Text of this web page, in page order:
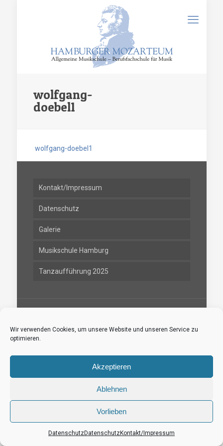
Wir verwenden Cookies, um unsere Website und unseren Service zu
optimieren.
Akzeptieren
Ablehnen
Vorlieben
DatenschutzDatenschutzKontakt/Impressum
wolfgang-
doebel1
wolfgang-doebel1
Kontakt/Impressum
Datenschutz
Galerie
Musikschule Hamburg
Tanzaufführung 2025
Weg 51 - 22085 Hamburg